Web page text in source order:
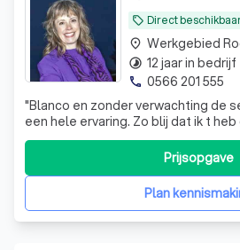
local_offer Direct
"Blanco en zonder verwachting de
een hele ervaring. Zo blij dat ik t
zeer zeker geholpen met n stuk
Nogmaals mijn dank hiervoor. Ina
Plan
Prijsopgave
place Werkgebied
timelapse 12 jaar in bedrijf
phone 0566 201 555